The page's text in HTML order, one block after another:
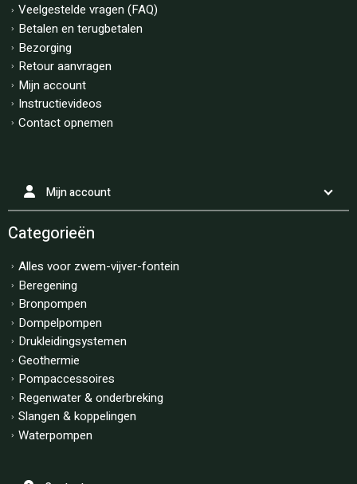
Veelgestelde vragen (FAQ)
Betalen en terugbetalen
Bezorging
Retour aanvragen
Mijn account
Instructievideos
Contact opnemen
Mijn account
Categorieën
Alles voor zwem-vijver-fontein
Beregening
Bronpompen
Dompelpompen
Drukleidingsystemen
Geothermie
Pompaccessoires
Regenwater & onderbreking
Slangen & koppelingen
Waterpompen